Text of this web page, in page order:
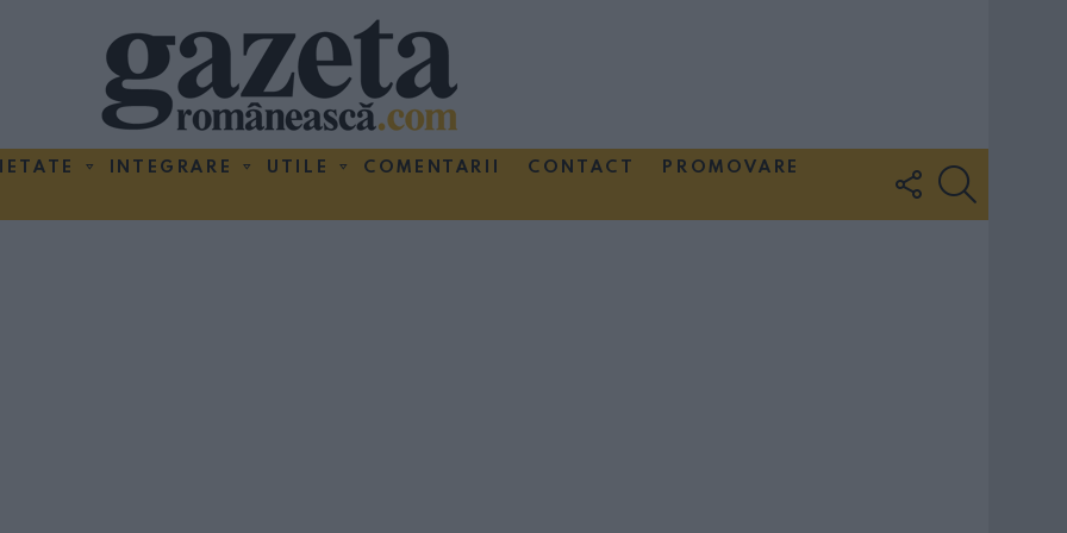
INTEGRARE UTILE COMENTARII CONTACT
PROMOVARE
FOLLOW
US